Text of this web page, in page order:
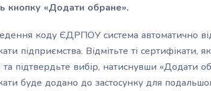
кнопку «Додати обране».
коду ЄДРПОУ система автоматично
підприємства. Відмітьте ті сертифікати,
та підтвердьте вибір, натиснувши «Додати
буде додано до застосунку для